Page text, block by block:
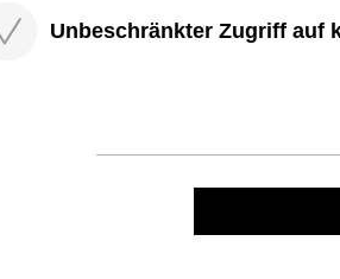
Unbeschränkter Zugriff auf